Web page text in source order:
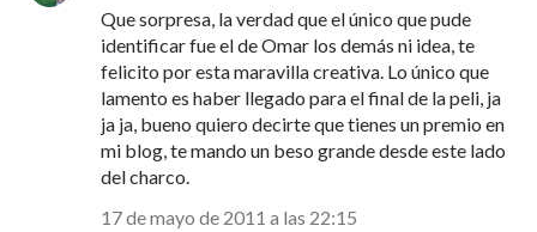
Que sorpresa, la verdad que el único que pude
identificar fue el de Omar los demás ni idea, te
felicito por esta maravilla creativa. Lo único que
lamento es haber llegado para el final de la peli, ja
ja ja, bueno quiero decirte que tienes un premio en
mi blog, te mando un beso grande desde este lado
del charco.
17 de mayo de 2011 a las 22:15